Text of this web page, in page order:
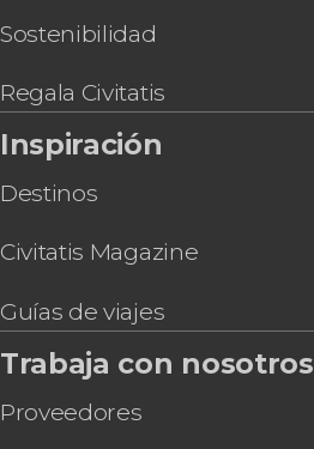
Sostenibilidad
Regala Civitatis
Inspiración
Destinos
Civitatis Magazine
Guías de viajes
Trabaja con nosotros
Proveedores